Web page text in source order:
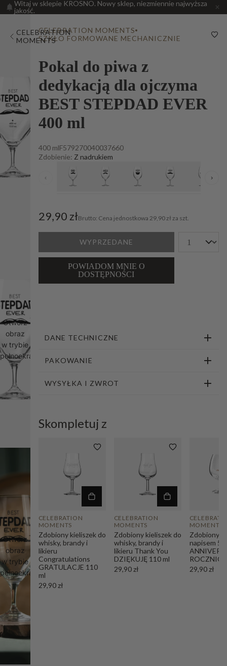
Witaj w sklepie KROSNO. Nowy sklep, niezmiennie najwyższa
jakość.
CELEBRATION
MOMENTS
Otwórz
obraz
w trybie
pełnoekranowym
Otwórz
obraz
w trybie
pełnoekranowym
CELEBRATION MOMENTS
SZKŁO FORMOWANE MECHANICZNIE
Pokal do piwa z
dedykacją dla ojczyma
BEST STEPDAD EVER
400 ml
400 mlF579270040037660
Zdobienie: Z nadrukiem
‹ ›
29,90 zł Cena jednostkowa 29,90 zł za szt.
WYPRZEDANE
POWIADOM MNIE O
DOSTĘPNOŚCI
DANE TECHNICZNE
PAKOWANIE
WYSYŁKA I ZWROT
Skompletuj z
CELEBRATION
MOMENTS
Zdobiony kieliszek do
whisky, brandy i
likieru
Congratulations
GRATULACJE 110
ml
29,90 zł
CELEBRATION
MOMENTS
Zdobiony kieliszek do
whisky, brandy i
likieru Thank You
DZIĘKUJĘ 110 ml
29,90 zł
MOMENTS
Zdobiony
napisem 5
29,90 zł